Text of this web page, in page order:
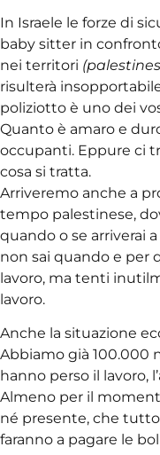
In Israele le forze di
baby sitter in
nei territori
risulterà
poliziotto è uno dei
Quanto è amaro e
occupanti. Eppure ci
cosa si tratta.
Arriveremo anche a
tempo palestinese,
quando o se arriverai
non sai quando e per
lavoro, ma tenti
lavoro.
Anche la situazione
Abbiamo già 100.000
hanno perso il lavoro,
Almeno per il
né presente, che
faranno a pagare le